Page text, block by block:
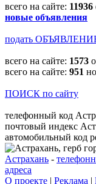
всего на сайте: 11936
новые объявления
подать
всего на сайте: 1573
всего на сайте: 951
ПОИСК по сайту
телефонный код
почтовый индекс
автомобильный код
Астрахань -
адреса
О проекте | Реклама |